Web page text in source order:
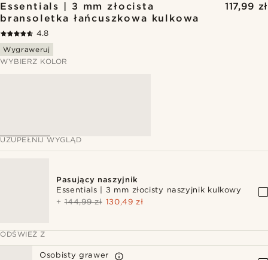
Essentials | 3 mm złocista
bransoletka łańcuszkowa kulkowa
117,99 zł
4.8
Wygraweruj
WYBIERZ KOLOR
UZUPEŁNIJ WYGLĄD
Pasujący naszyjnik
Essentials | 3 mm złocisty naszyjnik kulkowy
+144,99 zł 130,49 zł
ODŚWIEŻ Z
Osobisty grawer